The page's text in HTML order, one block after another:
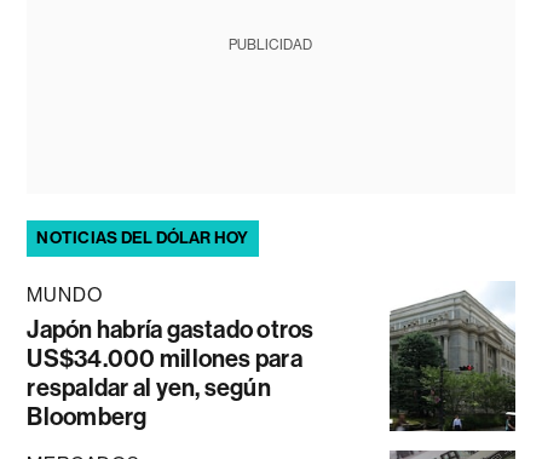
PUBLICIDAD
NOTICIAS DEL DÓLAR HOY
MUNDO
Japón habría gastado otros
US$34.000 millones para
respaldar al yen, según
Bloomberg